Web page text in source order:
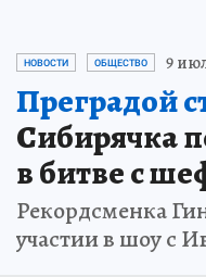
НОВОСТИ ОБЩЕСТВО 9
Преградой
Сибирячка
в битве с
Рекордсменка
участии в шоу с